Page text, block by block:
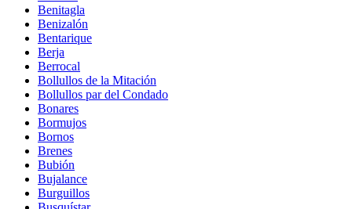
Benitagla
Benizalón
Bentarique
Berja
Berrocal
Bollullos de la Mitación
Bollullos par del Condado
Bonares
Bormujos
Bornos
Brenes
Bubión
Bujalance
Burguillos